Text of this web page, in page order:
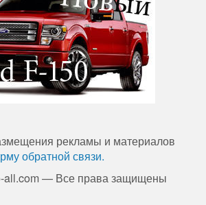
рекламы и материалов
обратной связи.
all.com — Все права защищены